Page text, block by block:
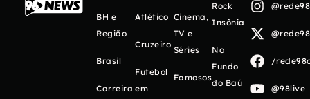
BH e
Região
Brasil
Carreira
Atlético
Cruzeiro
Futebol
em
Cinema,
TV e
Séries
Famosos
Rock
Insônia
No
Fundo
do Baú
/
@98live